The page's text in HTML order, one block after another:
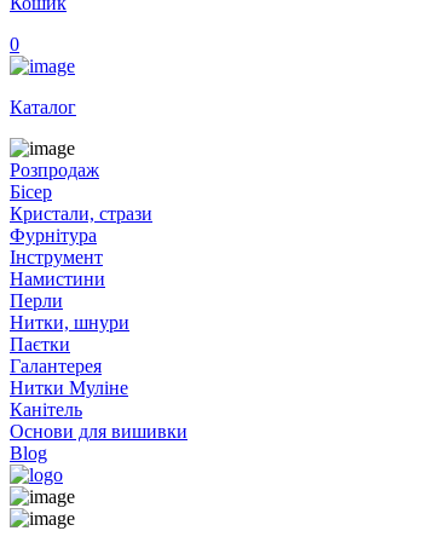
0
Каталог
Розпродаж
Бісер
Кристали, стрази
Фурнітура
Інструмент
Намистини
Перли
Нитки, шнури
Паєтки
Галантерея
Нитки Муліне
Канітель
Основи для вишивки
Blog